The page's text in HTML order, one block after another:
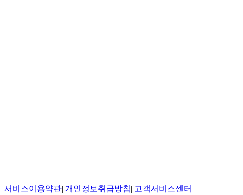
서비스이용약관| 개인정보취급방침| 고객서비스센터